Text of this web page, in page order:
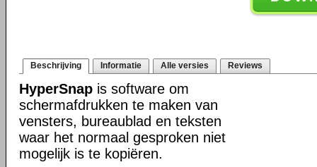
Beschrijving Informatie Alle versies Reviews
HyperSnap is software om
schermafdrukken te maken van
vensters, bureaublad en teksten
waar het normaal gesproken niet
mogelijk is te kopiëren.